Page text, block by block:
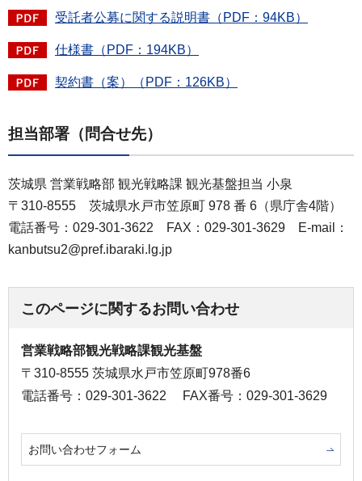
受託者公募に関する説明書（PDF：94KB）
仕様書（PDF：194KB）
契約書（案）（PDF：126KB）
担当部署（問合せ先）
茨城県 営業戦略部 観光戦略課 観光基盤担当 小泉
〒310-8555 茨城県水戸市笠原町 978 番 6（県庁舎4階）
電話番号：029-301-3622 FAX：029-301-3629 E-mail：
kanbutsu2@pref.ibaraki.lg.jp
このページに関するお問い合わせ
営業戦略部観光戦略課観光基盤
〒310-8555 茨城県水戸市笠原町978番6
電話番号：029-301-3622
FAX番号：029-301-3629
お問い合わせフォーム